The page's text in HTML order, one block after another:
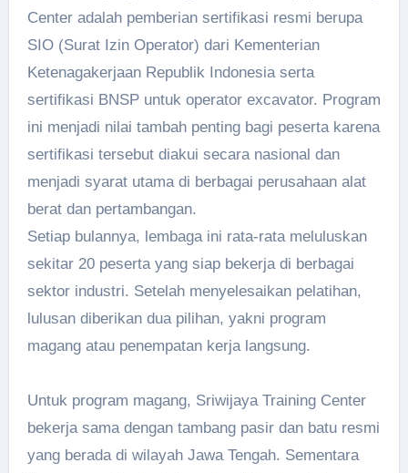
Center adalah pemberian sertifikasi resmi berupa
SIO (Surat Izin Operator) dari Kementerian
Ketenagakerjaan Republik Indonesia serta
sertifikasi BNSP untuk operator excavator. Program
ini menjadi nilai tambah penting bagi peserta karena
sertifikasi tersebut diakui secara nasional dan
menjadi syarat utama di berbagai perusahaan alat
berat dan pertambangan.
Setiap bulannya, lembaga ini rata-rata meluluskan
sekitar 20 peserta yang siap bekerja di berbagai
sektor industri. Setelah menyelesaikan pelatihan,
lulusan diberikan dua pilihan, yakni program
magang atau penempatan kerja langsung.
Untuk program magang, Sriwijaya Training Center
bekerja sama dengan tambang pasir dan batu resmi
yang berada di wilayah Jawa Tengah. Sementara